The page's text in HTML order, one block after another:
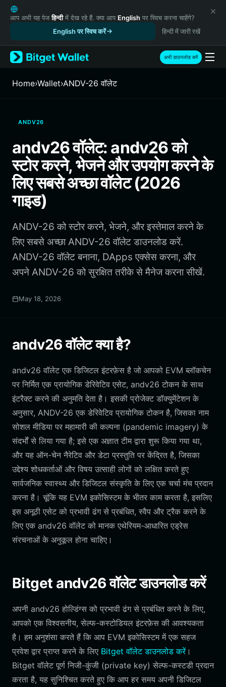
English
日本語
Русский
Español (Latinoamérica)
Türkçe
Italiano
繁體中文
Português (Portugal)
Bahasa Indonesia
ภาษาไทย
हिन्दी
Español
Português (Brasil)
Español (Argentina)
आप अभी यह पेजहिन्दीमें देख रहे हैं. क्या आप English पर स्विच करना चाहेंगे?
English पर स्विच करें
हिन्दी में जारी रखें
अभी डाउनलोड करें
Home›Wallet›ANDV-26 वॉलेट
ANDV26
andv26 वॉलेट: andv26 को
स्टोर करने, भेजने और उपयोग करने के
लिए सबसे अच्छा वॉलेट (2026
गाइड)
ANDV-26 को स्टोर करने, भेजने, और इस्तेमाल करने के
लिए सबसे अच्छा ANDV-26 वॉलेट डाउनलोड करें.
ANDV-26 वॉलेट बनाना, DApps एक्सेस करना, और
अपने ANDV-26 को सुरक्षित तरीके से मैनेज करना सीखें.
May 18, 2026
andv26 वॉलेट क्या है?
andv26 वॉलेट एक डिजिटल इंटरफ़ेस है जो आपको EVM ब्लॉकचेन
पर निर्मित एक प्रायोगिक डेरिवेटिव एसेट, andv26 टोकन के साथ
इंटरैक्ट करने की अनुमति देता है। इसकी प्रोजेक्ट डॉक्युमेंटेशन के
अनुसार, ANDV-26 एक डेरिवेटिव प्रायोगिक टोकन है, जिसका नाम
सोशल मीडिया पर महामारी की कल्पना (pandemic imagery) के
संदर्भों से लिया गया है; इसे एक अज्ञात टीम द्वारा शुरू किया गया था,
और यह ऑन-चेन नैरेटिव और डेटा प्रस्तुति पर केंद्रित है, जिसका
उद्देश्य शोधकर्ताओं और विषय उत्साही लोगों को लक्षित करते हुए
सार्वजनिक स्वास्थ्य और डिजिटल संस्कृति के लिए एक चर्चा मंच प्रदान
करना है। चूंकि यह EVM इकोसिस्टम के भीतर काम करता है, इसलिए
इस अनूठी एसेट को प्रभावी ढंग से प्रबंधित, स्वैप और ट्रैक करने के
लिए एक andv26 वॉलेट को मानक एथेरियम-आधारित एड्रेस
संरचनाओं के अनुकूल होना चाहिए।
Bitget andv26 वॉलेट डाउनलोड करें
अपनी andv26 होल्डिंग्स को प्रभावी ढंग से प्रबंधित करने के लिए,
आपको एक विश्वसनीय, सेल्फ-कस्टोडियल इंटरफ़ेस की आवश्यकता
है। हम अनुशंसा करते हैं कि आप EVM इकोसिस्टम में एक सहज
प्रवेश द्वार प्राप्त करने के लिए Bitget वॉलेट डाउनलोड करें।
Bitget वॉलेट पूर्ण निजी-कुंजी (private key) सेल्फ-कस्टडी प्रदान
करता है, यह सुनिश्चित करते हुए कि आप हर समय अपनी डिजिटल